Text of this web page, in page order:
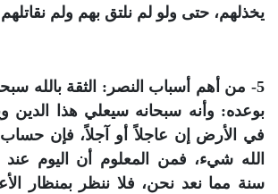
يخذلهم، حتى ولو لم نلتق بهم ولم
5- من أهم أسباب النصر: الثقة بالله
بوعده: وأنه سبحانه سيعلي هذا الدين
في الأرض إن عاجلاً أو آجلاً، فإن
الله شيء، فمن المعلوم أن اليوم
سنة مما نعد نحن، فلا ننظر بمنظار